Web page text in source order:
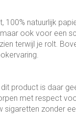
100% natuurlijk
ook voor een
terwijl je rolt.
product is daar
met respect
sigaretten zonder